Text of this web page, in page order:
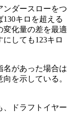
ンダースローをつ
キロを超える
変化量の差を最適
しても123キロ
名があった場合は
を示している。
、ドラフトイヤー